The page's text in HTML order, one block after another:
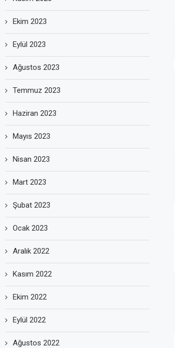
Ekim 2023
Eylül 2023
Ağustos 2023
Temmuz 2023
Haziran 2023
Mayıs 2023
Nisan 2023
Mart 2023
Şubat 2023
Ocak 2023
Aralık 2022
Kasım 2022
Ekim 2022
Eylül 2022
Ağustos 2022